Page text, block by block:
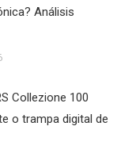
Análisis
Collezione 100
o trampa digital de